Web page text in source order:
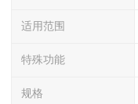
适用范围
特殊功能
规格